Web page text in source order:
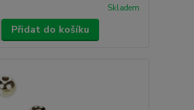
Skladem
Přidat do košíku